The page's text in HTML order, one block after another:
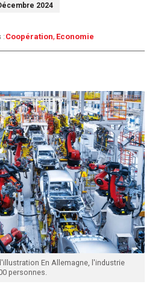
2024
: Coopération Economie
En Allemagne, l'industrie
personnes.